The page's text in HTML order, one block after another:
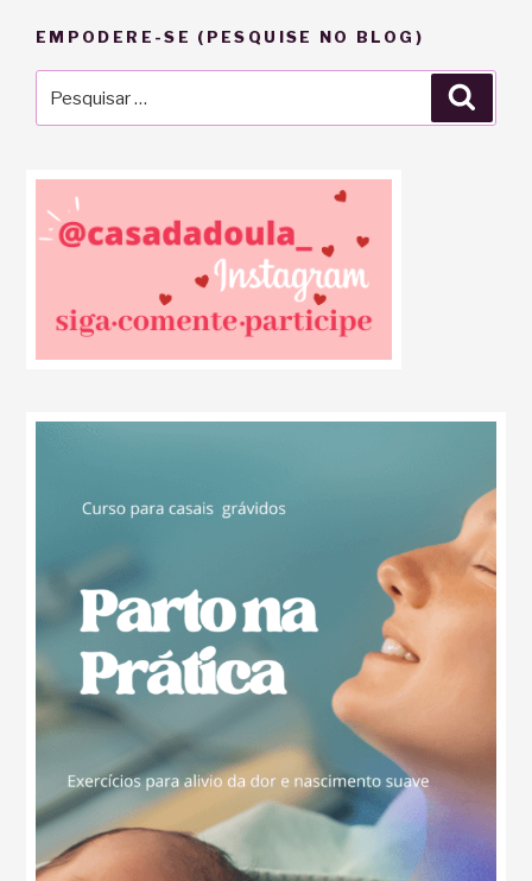
EMPODERE-SE (PESQUISE NO BLOG)
por: